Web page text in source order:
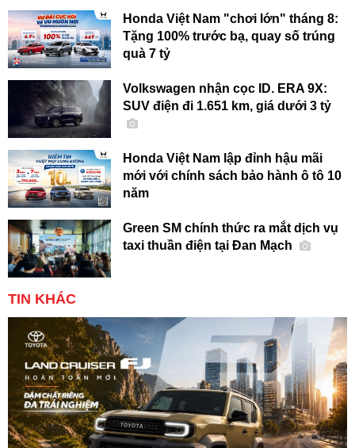
Honda Việt Nam "chơi lớn" tháng 8:
Tặng 100% trước bạ, quay số trúng
quà 7 tỷ
Volkswagen nhận cọc ID. ERA 9X:
SUV điện đi 1.651 km, giá dưới 3 tỷ
Honda Việt Nam lập đỉnh hậu mãi
mới với chính sách bảo hành ô tô 10
năm
Green SM chính thức ra mắt dịch vụ
taxi thuần điện tại Đan Mạch
TIN KHÁC